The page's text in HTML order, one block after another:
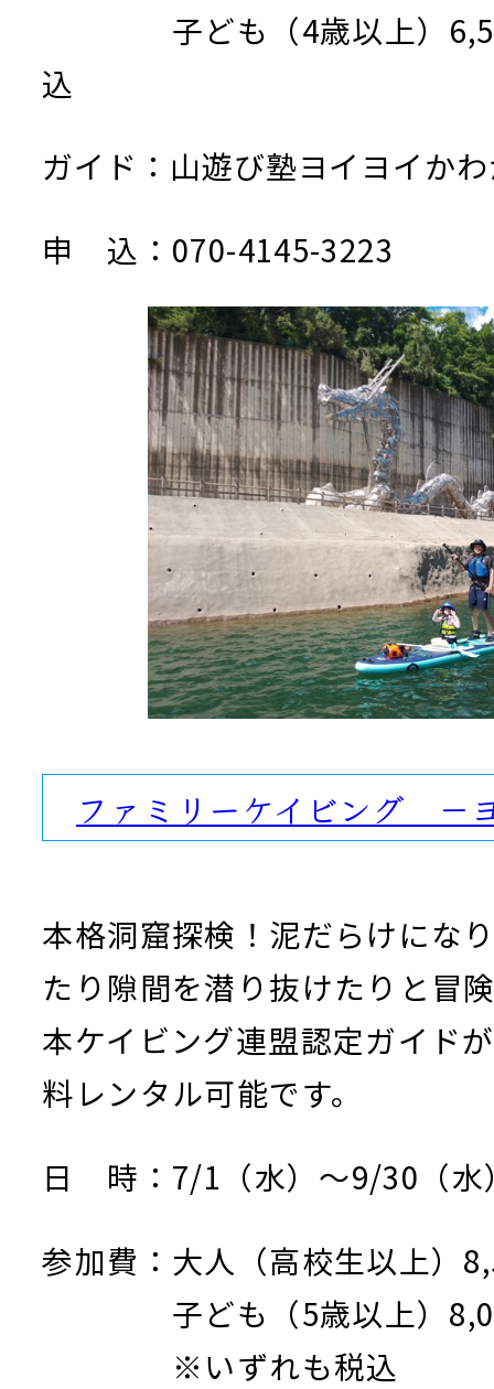
子ども（4歳以上）
込
ガイド：山遊び塾ヨイヨイか
申 込：070-4145-3223
ファミリーケイビング －
本格洞窟探検！泥だらけにな
たり隙間を潜り抜けたりと冒
本ケイビング連盟認定ガイド
料レンタル可能です。
日 時：7/1（水）～9/30（水
参加費：大人（高校生以上）
子ども（5歳以上）
※いずれも税込